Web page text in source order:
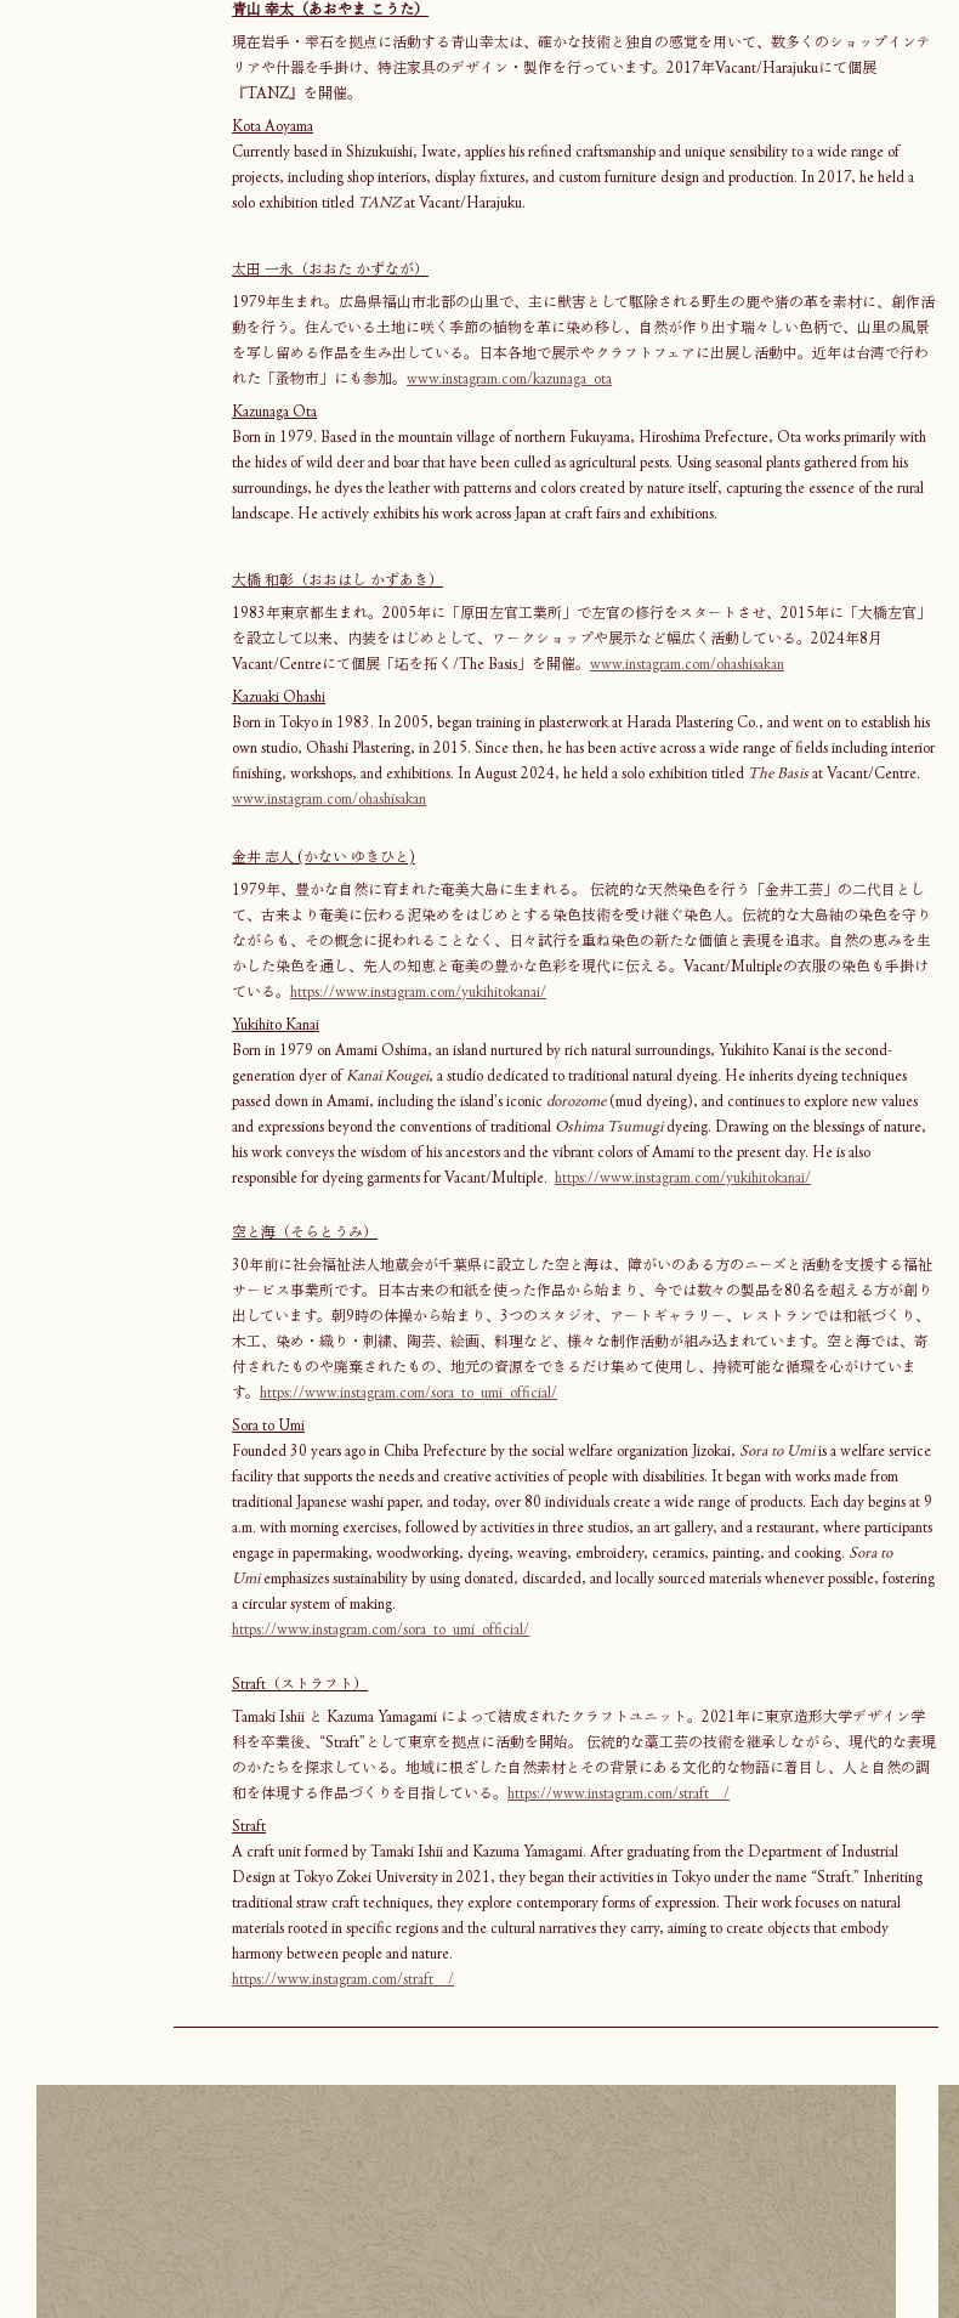
青山 幸太（あおやま こうた）
現在岩手・雫石を拠点に活動する青山幸太は、確かな技術と独自の感覚を用いて、数多くのショップインテ
リアや什器を手掛け、特注家具のデザイン・製作を行っています。2017年Vacant/Harajukuにて個展
『TANZ』を開催。
Kota Aoyama
Currently based in Shizukuishi, Iwate, applies his refined craftsmanship and unique sensibility to a wide range of
projects, including shop interiors, display fixtures, and custom furniture design and production. In 2017, he held a
solo exhibition titled TANZ at Vacant/Harajuku.
太田 一永（おおた かずなが）
1979年生まれ。広島県福山市北部の山里で、主に獣害として駆除される野生の鹿や猪の革を素材に、創作活
動を行う。住んでいる土地に咲く季節の植物を革に染め移し、自然が作り出す瑞々しい色柄で、山里の風景
を写し留める作品を生み出している。日本各地で展示やクラフトフェアに出展し活動中。近年は台湾で行わ
れた「蚤物市」にも参加。www.instagram.com/kazunaga_ota
Kazunaga Ota
Born in 1979. Based in the mountain village of northern Fukuyama, Hiroshima Prefecture, Ota works primarily with
the hides of wild deer and boar that have been culled as agricultural pests. Using seasonal plants gathered from his
surroundings, he dyes the leather with patterns and colors created by nature itself, capturing the essence of the rural
landscape. He actively exhibits his work across Japan at craft fairs and exhibitions.
大橋 和彰（おおはし かずあき）
1983年東京都生まれ。2005年に「原田左官工業所」で左官の修行をスタートさせ、2015年に「大橋左官」
を設立して以来、内装をはじめとして、ワークショップや展示など幅広く活動している。2024年8月
Vacant/Centreにて個展「坧を拓く/The Basis」を開催。www.instagram.com/ohashisakan
Kazuaki Ohashi
Born in Tokyo in 1983. In 2005, began training in plasterwork at Harada Plastering Co., and went on to establish his
own studio, Ōhashi Plastering, in 2015. Since then, he has been active across a wide range of fields including interior
finishing, workshops, and exhibitions. In August 2024, he held a solo exhibition titled The Basis at Vacant/Centre.
www.instagram.com/ohashisakan
金井 志人 (かない ゆきひと)
1979年、豊かな自然に育まれた奄美大島に生まれる。 伝統的な天然染色を行う「金井工芸」の二代目とし
て、古来より奄美に伝わる泥染めをはじめとする染色技術を受け継ぐ染色人。伝統的な大島紬の染色を守り
ながらも、その概念に捉われることなく、日々試行を重ね染色の新たな価値と表現を追求。自然の恵みを生
かした染色を通し、先人の知恵と奄美の豊かな色彩を現代に伝える。Vacant/Multipleの衣服の染色も手掛け
ている。https://www.instagram.com/yukihitokanai/
Yukihito Kanai
Born in 1979 on Amami Oshima, an island nurtured by rich natural surroundings, Yukihito Kanai is the second-
generation dyer of Kanai Kougei, a studio dedicated to traditional natural dyeing. He inherits dyeing techniques
passed down in Amami, including the island’s iconic dorozome (mud dyeing), and continues to explore new values
and expressions beyond the conventions of traditional Oshima Tsumugi dyeing. Drawing on the blessings of nature,
his work conveys the wisdom of his ancestors and the vibrant colors of Amami to the present day. He is also
responsible for dyeing garments for Vacant/Multiple. https://www.instagram.com/yukihitokanai/
空と海（そらとうみ）
30年前に社会福祉法人地蔵会が千葉県に設立した空と海は、障がいのある方のニーズと活動を支援する福祉
サービス事業所です。日本古来の和紙を使った作品から始まり、今では数々の製品を80名を超える方が創り
出しています。朝9時の体操から始まり、3つのスタジオ、アートギャラリー、レストランでは和紙づくり、
木工、染め・織り・刺繍、陶芸、絵画、料理など、様々な制作活動が組み込まれています。空と海では、寄
付されたものや廃棄されたもの、地元の資源をできるだけ集めて使用し、持続可能な循環を心がけていま
す。https://www.instagram.com/sora_to_umi_official/
Sora to Umi
Founded 30 years ago in Chiba Prefecture by the social welfare organization Jizokai, Sora to Umi is a welfare service
facility that supports the needs and creative activities of people with disabilities. It began with works made from
traditional Japanese washi paper, and today, over 80 individuals create a wide range of products. Each day begins at 9
a.m. with morning exercises, followed by activities in three studios, an art gallery, and a restaurant, where participants
engage in papermaking, woodworking, dyeing, weaving, embroidery, ceramics, painting, and cooking. Sora to
Umi emphasizes sustainability by using donated, discarded, and locally sourced materials whenever possible, fostering
a circular system of making.
https://www.instagram.com/sora_to_umi_official/
Straft（ストラフト）
Tamaki Ishii と Kazuma Yamagami によって結成されたクラフトユニット。2021年に東京造形大学デザイン学
科を卒業後、“Straft”として東京を拠点に活動を開始。 伝統的な藁工芸の技術を継承しながら、現代的な表現
のかたちを探求している。地域に根ざした自然素材とその背景にある文化的な物語に着目し、人と自然の調
和を体現する作品づくりを目指している。https://www.instagram.com/straft__/
Straft
A craft unit formed by Tamaki Ishii and Kazuma Yamagami. After graduating from the Department of Industrial
Design at Tokyo Zokei University in 2021, they began their activities in Tokyo under the name “Straft.” Inheriting
traditional straw craft techniques, they explore contemporary forms of expression. Their work focuses on natural
materials rooted in specific regions and the cultural narratives they carry, aiming to create objects that embody
harmony between people and nature.
https://www.instagram.com/straft__/